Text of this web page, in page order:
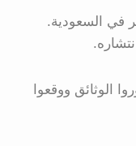
في السعودية.
الوثائق ووقعوا